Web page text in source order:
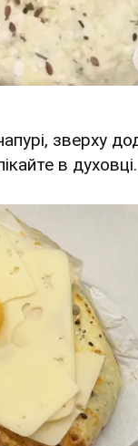
зверху
в духовці.